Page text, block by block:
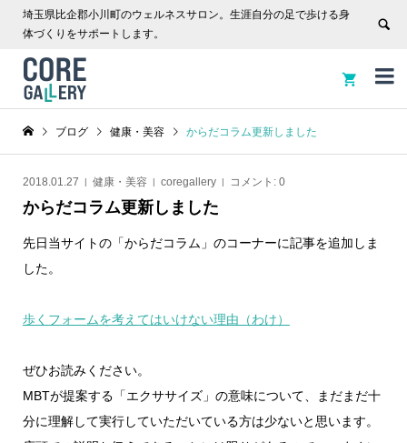
埼玉県比企郡小川町のウェルネスサロン。生涯自分の足で歩ける身
体づくりをサポートします。


ブログ 健康・美容 からだコラム更新しました
2018.01.27 健康・美容 coregallery コメント: 0
からだコラム更新しました
先日当サイトの「からだコラム」のコーナーに記事を追加しま
した。
歩くフォームを考えてはいけない理由（わけ）
ぜひお読みください。
MBTが提案する「エクササイズ」の意味について、まだまだ十
分に理解して実行していただいている方は少ないと思います。